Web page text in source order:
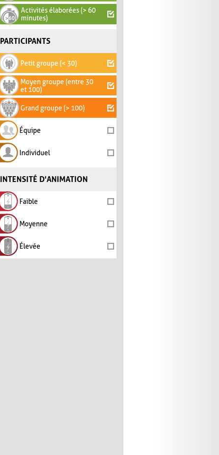
Activités élaborées (> 60
minutes)
PARTICIPANTS
Petit groupe (< 30)
Moyen groupe (entre 30
et 100)
Grand groupe (> 100)
Équipe
Individuel
INTENSITÉ D'ANIMATION
Faible
Moyenne
Élevée